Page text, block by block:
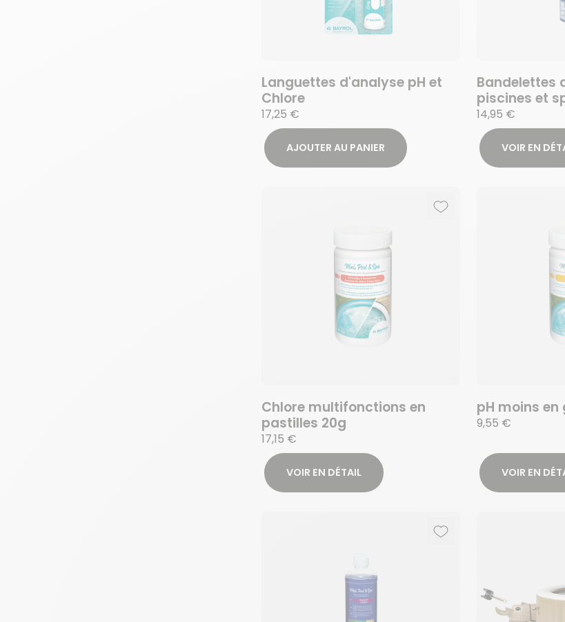
Languettes d'analyse pH et
Chlore
17,25 €
AJOUTER AU PANIER
Bandelettes
piscines et
14,95 €
VOIR EN
Ajouter aux favoris
Supprimer des favoris
Chlore multifonctions en
pastilles 20g
17,15 €
VOIR EN DÉTAIL
pH moins en
9,55 €
VOIR EN
Ajouter aux favoris
Supprimer des favoris